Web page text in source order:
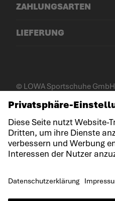
ZAHLUNGSARTEN
LIEFERUNG
© LOWA Sportschuhe GmbH
Impressum
Datenschutz
Cookies
Gewinnspielbedingungen